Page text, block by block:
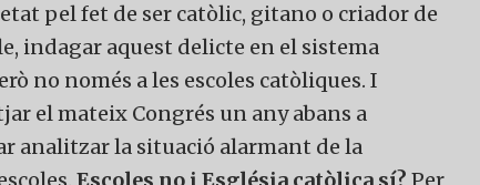
pel fet de ser catòlic, gitano o criador de
indagar aquest delicte en el sistema
no només a les escoles catòliques. I
el mateix Congrés un any abans a
analitzar la situació alarmant de la